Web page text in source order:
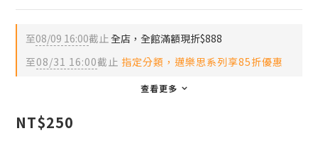
至08/09 16:00截止全店，全館滿額現折$888
至08/31 16:00截止 指定分類，邁樂思系列享85折優惠
查看更多
NT$250